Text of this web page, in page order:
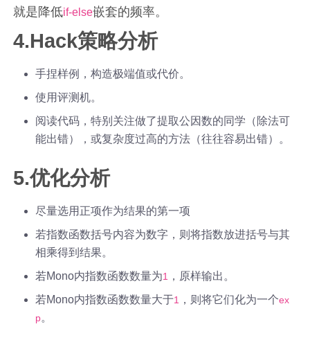
就是降低if-else嵌套的频率。
4.Hack策略分析
手捏样例，构造极端值或代价。
使用评测机。
阅读代码，特别关注做了提取公因数的同学（除法可
能出错），或复杂度过高的方法（往往容易出错）。
5.优化分析
尽量选用正项作为结果的第一项
若指数函数括号内容为数字，则将指数放进括号与其
相乘得到结果。
若Mono内指数函数数量为1
，原样输出。
若Mono内指数函数数量大于1 ，则将它们化为一个ex
p。